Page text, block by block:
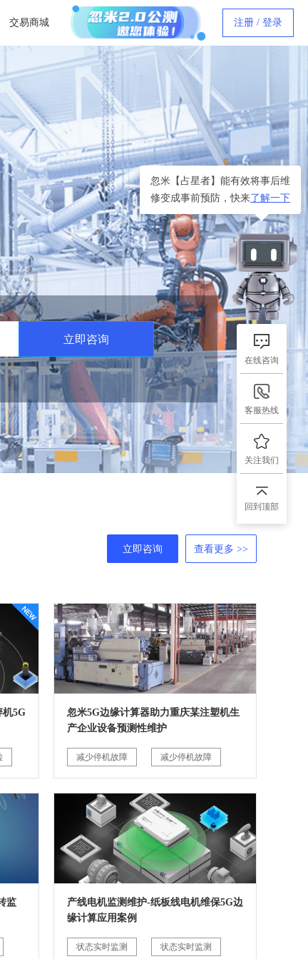
交易商城 注册 / 登录
立即咨询
立即咨询 查看更多 >>
机5G
忽米5G边缘计算器助力重庆某注塑机生
产企业设备预测性维护
减少停机故障 减少停机故障
监
产线电机监测维护-纸板线电机维保5G边
缘计算应用案例
状态实时监测 状态实时监测
忽米【占星者】能有效将事后维
修变成事前预防，快来了解一下
在线咨询
客服热线
关注我们
回到顶部